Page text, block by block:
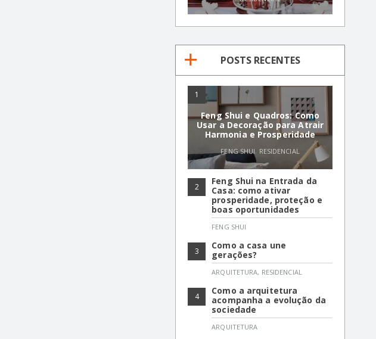
POSTS RECENTES
1
Feng Shui e Quadros: Como
Usar a Decoração para Atrair
Harmonia e Prosperidade
FENG SHUI, RESIDENCIAL
2
Feng Shui na Entrada da
Casa: como ativar
prosperidade, proteção e
boas oportunidades
FENG SHUI
3
Como a casa une
gerações?
ARQUITETURA, RESIDENCIAL
4
Como a arquitetura
acompanha a evolução da
sociedade
ARQUITETURA